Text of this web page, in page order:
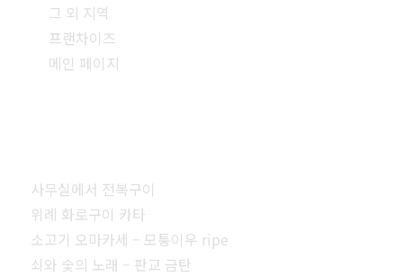
그 외 지역
프랜차이즈
메인 페이지
사무실에서 전복구이
위례 화로구이 카타
소고기 오마카세 – 모퉁이우 ripe
쇠와 숯의 노래 – 판교 금탄